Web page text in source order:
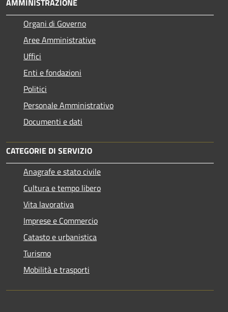
Organi di Governo
Aree Amministrative
Uffici
Enti e fondazioni
Politici
Personale Amministrativo
Documenti e dati
CATEGORIE DI SERVIZIO
Anagrafe e stato civile
Cultura e tempo libero
Vita lavorativa
Imprese e Commercio
Catasto e urbanistica
Turismo
Mobilità e trasporti